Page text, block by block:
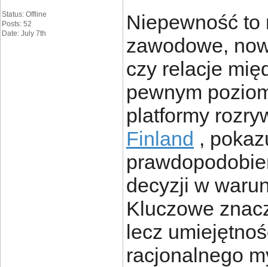
Status: Offline
Posts: 52
Date: July 7th
Niepewność to
zawodowe,
czy relacje
pewnym
platformy
Finland ,
decyzji w
Kluczowe
lecz
racjonalnego